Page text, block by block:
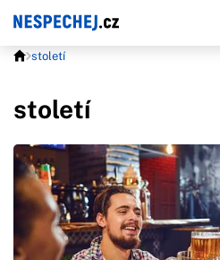
století
století